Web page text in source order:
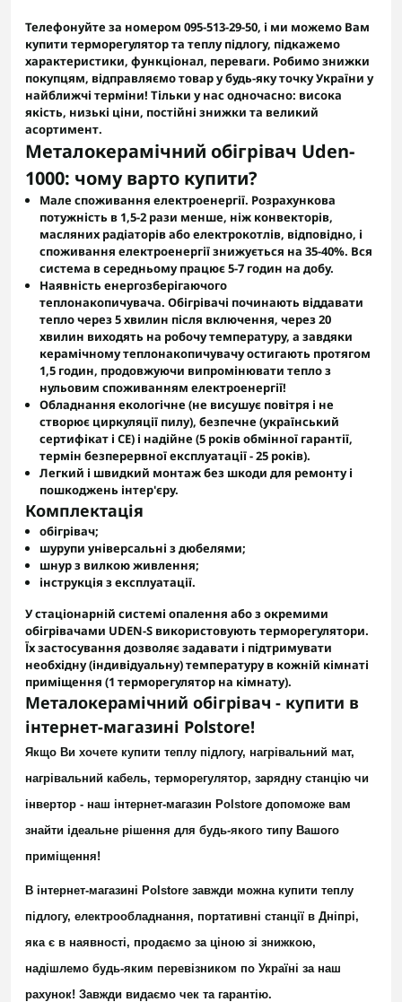
Телефонуйте за номером 095-513-29-50, і ми можемо Вам
купити терморегулятор та теплу підлогу, підкажемо
характеристики, функціонал, переваги. Робимо знижки
покупцям, відправляємо товар у будь-яку точку України у
найближчі терміни! Тільки у нас одночасно: висока
якість, низькі ціни, постійні знижки та великий
асортимент.
Металокерамічний обігрівач Uden-
1000: чому варто купити?
Мале споживання електроенергії. Розрахункова
потужність в 1,5-2 рази менше, ніж конвекторів,
масляних радіаторів або електрокотлів, відповідно, і
споживання електроенергії знижується на 35-40%. Вся
система в середньому працює 5-7 годин на добу.
Наявність енергозберігаючого
теплонакопичувача. Обігрівачі починають віддавати
тепло через 5 хвилин після включення, через 20
хвилин виходять на робочу температуру, а завдяки
керамічному теплонакопичувачу остигають протягом
1,5 годин, продовжуючи випромінювати тепло з
нульовим споживанням електроенергії!
Обладнання екологічне (не висушує повітря і не
створює циркуляції пилу), безпечне (український
сертифікат і CE) і надійне (5 років обмінної гарантії,
термін безперервної експлуатації - 25 років).
Легкий і швидкий монтажбез шкоди для ремонту і
пошкоджень інтер'єру.
Комплектація
обігрівач;
шурупи універсальні з дюбелями;
шнур з вилкою живлення;
інструкція з експлуатації.
У стаціонарній системі опалення або з окремими
обігрівачами UDEN-S використовуютьтерморегулятори.
Їх застосування дозволяє задавати і підтримувати
необхідну (індивідуальну) температуру в кожній кімнаті
приміщення (1 терморегулятор на кімнату).
Металокерамічний обігрівач - купити в
інтернет-магазині Polstore!
Якщо Ви хочете купити теплу підлогу, нагрівальний мат,
нагрівальний кабель, терморегулятор, зарядну станцію чи
інвертор - наш інтернет-магазин Polstore допоможе вам
знайти ідеальне рішення для будь-якого типу Вашого
приміщення!
В інтернет-магазині Polstore завжди можна купити теплу
підлогу, електрообладнання, портативні станції в Дніпрі,
яка є в наявності, продаємо за ціною зі знижкою,
надішлемо будь-яким перевізником по Україні за наш
рахунок! Завжди видаємо чек та гарантію.